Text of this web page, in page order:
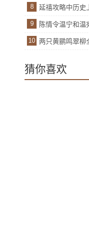
8 延禧攻略中历史
9 陈情令温宁和温
10 两只黄鹂鸣翠柳
猜你喜欢